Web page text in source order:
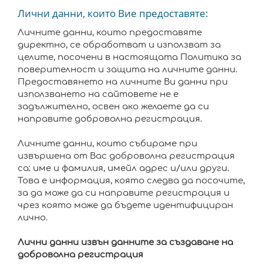
Лични данни, които Вие предоставяте:
Личните данни, които предоставяте
директно, се обработват и използват за
целите, посочени в настоящата Политика за
поверителност и защита на личните данни.
Предоставянето на личните Ви данни при
използването на сайтовете не е
задължително, освен ако желаете да си
направите доброволна регистрация.
Личните данни, които събираме при
извършена от Вас доброволна регистрация
са: име и фамилия, имейл адрес и/или други.
Това е информация, която следва да посочите,
за да може да си направите регистрация и
чрез която може да бъдете идентифициран
лично.
Лични данни извън данните за създаване на
доброволна регистрация